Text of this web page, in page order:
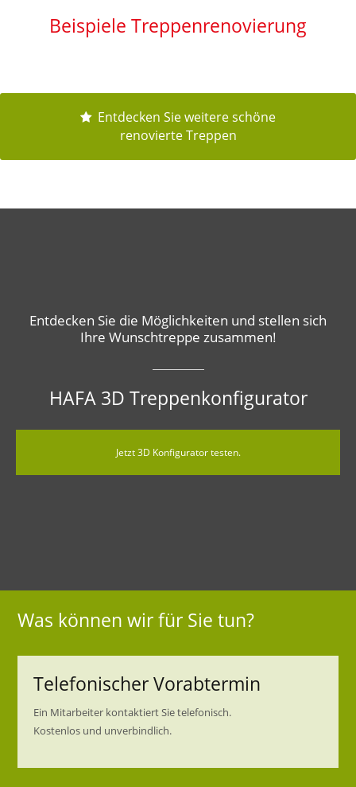
Beispiele Treppenrenovierung
Entdecken Sie weitere schöne
renovierte Treppen
Entdecken Sie die Möglichkeiten und stellen sich
Ihre Wunschtreppe zusammen!
HAFA 3D Treppenkonfigurator
Jetzt 3D Konfigurator testen.
Was können wir für Sie tun?
Telefonischer Vorabtermin
Ein Mitarbeiter kontaktiert Sie telefonisch.
Kostenlos und unverbindlich.